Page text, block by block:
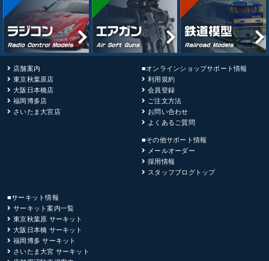
店舗案内
東京秋葉原店
大阪日本橋店
福岡博多店
さいたま大宮店
■オンラインショップサポート情報
利用規約
会員登録
ご注文方法
お問い合わせ
よくあるご質問
■その他サポート情報
メールオーダー
採用情報
スタッフブログトップ
■サーキット情報
サーキット案内一覧
東京秋葉原 サーキット
大阪日本橋 サーキット
福岡博多 サーキット
さいたま大宮 サーキット